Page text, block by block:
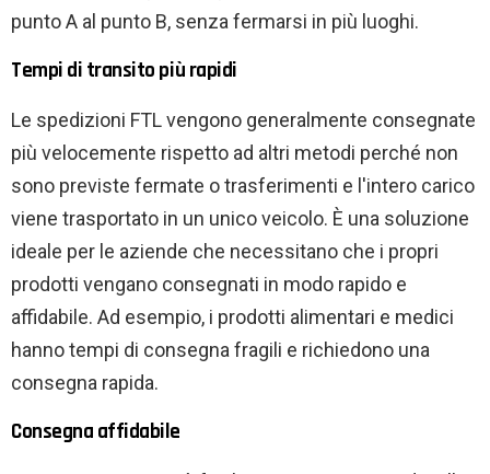
punto A al punto B, senza fermarsi in più luoghi.
Tempi di transito più rapidi
Le spedizioni FTL vengono generalmente consegnate
più velocemente rispetto ad altri metodi perché non
sono previste fermate o trasferimenti e l'intero carico
viene trasportato in un unico veicolo. È una soluzione
ideale per le aziende che necessitano che i propri
prodotti vengano consegnati in modo rapido e
affidabile. Ad esempio, i prodotti alimentari e medici
hanno tempi di consegna fragili e richiedono una
consegna rapida.
Consegna affidabile